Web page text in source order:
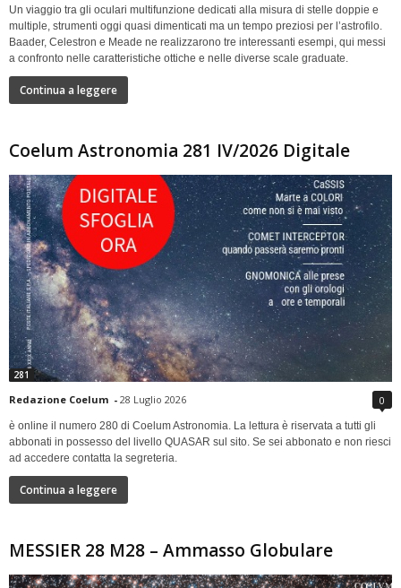
Un viaggio tra gli oculari multifunzione dedicati alla misura di stelle doppie e
multiple, strumenti oggi quasi dimenticati ma un tempo preziosi per l’astrofilo.
Baader, Celestron e Meade ne realizzarono tre interessanti esempi, qui messi
a confronto nelle caratteristiche ottiche e nelle diverse scale graduate.
Continua a leggere
Coelum Astronomia 281 IV/2026 Digitale
281
Redazione Coelum - 28 Luglio 2026 0
è online il numero 280 di Coelum Astronomia. La lettura è riservata a tutti gli
abbonati in possesso del livello QUASAR sul sito. Se sei abbonato e non riesci
ad accedere contatta la segreteria.
Continua a leggere
MESSIER 28 M28 – Ammasso Globulare